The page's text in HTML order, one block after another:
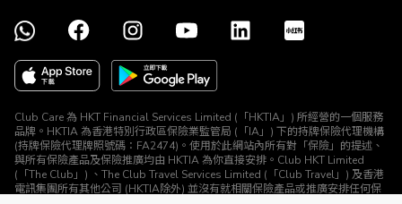
Club Care 為 HKT Financial Services Limited (「HKTIA」) 所經營的一個服務
品牌。HKTIA 為香港特別行政區保險業監管局 (「IA」) 下的持牌保險代理機構
(持牌保險代理牌照號碼：FA2474)。使用於此網站內所有對「保險」的提述、
與所有保險產品及保險推廣均由 HKTIA 為你直接安排。Club HKT Limited
(「The Club」) 、The Club Travel Services Limited (「Club Travel」) 及香港
電訊集團所有其他公司 (HKTIA除外) 並沒有就相關保險產品或推廣安排任何保